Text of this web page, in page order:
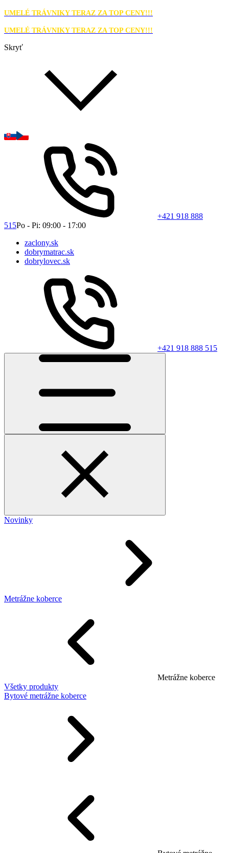
UMELÉ TRÁVNIKY TERAZ ZA TOP CENY!!!
UMELÉ TRÁVNIKY TERAZ ZA TOP CENY!!!
Skryť
+421 918 888
515Po - Pi: 09:00 - 17:00
zaclony.sk
dobrymatrac.sk
dobrylovec.sk
+421 918 888 515
Novinky
Metrážne koberce
Metrážne koberce
Všetky produkty
Bytové metrážne koberce